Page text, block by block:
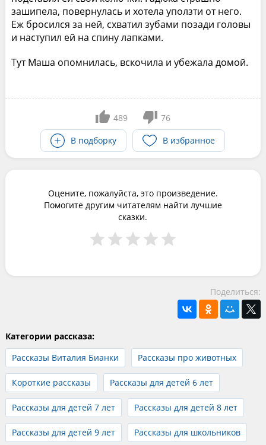
зашипела, повернулась и хотела уползти от него.
Еж бросился за ней, схватил зубами позади головы
и наступил ей на спину лапками.
Тут Маша опомнилась, вскочила и убежала домой.
489
76
В подборку
В избранное
Оцените, пожалуйста, это произведение.
Помогите другим читателям найти лучшие
сказки.
Поделиться:
Категории рассказа:
Рассказы Виталия Бианки
Рассказы про животных
Короткие рассказы Рассказы для детей 6 лет
Рассказы для детей 7 лет Рассказы для детей 8 лет
Рассказы для детей 9 лет Рассказы для школьников